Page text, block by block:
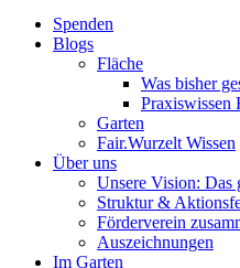
Spenden
Blogs
Fläche
Was bisher
Praxiswissen
Garten
Fair.Wurzelt Wissen
Über uns
Unsere Vision: Das
Struktur &
Förderverein
Auszeichnungen
Im Garten